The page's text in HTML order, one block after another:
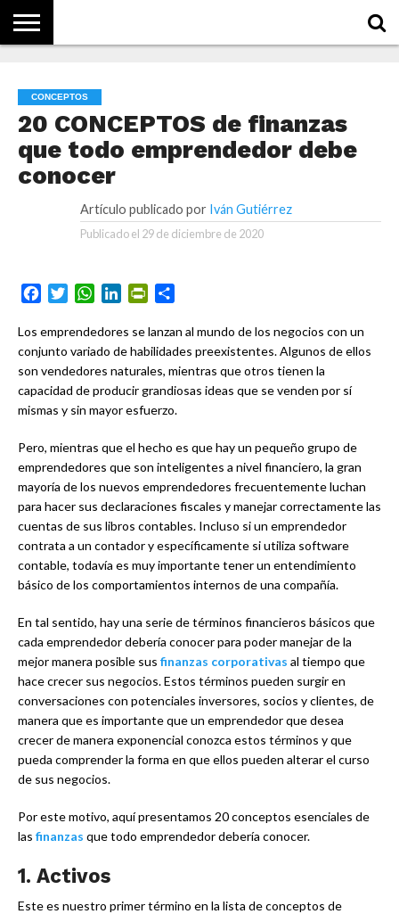
QUÉ
SE
ESTO?
CONCEPTOS
20 CONCEPTOS de finanzas
que todo emprendedor debe
conocer
Artículo publicado por Iván Gutiérrez
Publicado el 29 de diciembre de 2020
Facebook
TwitterWhatsApp
LinkedInPrintFriendly
Los emprendedores se lanzan al mundo de los negocios con un
conjunto variado de habilidades preexistentes. Algunos de ellos
son vendedores naturales, mientras que otros tienen la
capacidad de producir grandiosas ideas que se venden por sí
mismas y sin mayor esfuerzo.
Pero, mientras que el hecho es que hay un pequeño grupo de
emprendedores que son inteligentes a nivel financiero, la gran
mayoría de los nuevos emprendedores frecuentemente luchan
para hacer sus declaraciones fiscales y manejar correctamente las
cuentas de sus libros contables. Incluso si un emprendedor
contrata a un contador y específicamente si utiliza software
contable, todavía es muy importante tener un entendimiento
básico de los comportamientos internos de una compañía.
En tal sentido, hay una serie de términos financieros básicos que
cada emprendedor debería conocer para poder manejar de la
mejor manera posible sus finanzas corporativas al tiempo que
hace crecer sus negocios. Estos términos pueden surgir en
conversaciones con potenciales inversores, socios y clientes, de
manera que es importante que un emprendedor que desea
crecer de manera exponencial conozca estos términos y que
pueda comprender la forma en que ellos pueden alterar el curso
de sus negocios.
Por este motivo, aquí presentamos 20 conceptos esenciales de
las finanzas que todo emprendedor debería conocer.
1. Activos
Este es nuestro primer término en la lista de conceptos de